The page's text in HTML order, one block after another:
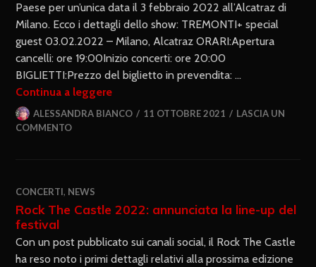
Paese per un’unica data il 3 febbraio 2022 all’Alcatraz di
Milano. Ecco i dettagli dello show: TREMONTI+ special
guest 03.02.2022 – Milano, Alcatraz ORARI:Apertura
cancelli: ore 19:00Inizio concerti: ore 20:00
BIGLIETTI:Prezzo del biglietto in prevendita: …
Continua a leggere
ALESSANDRA BIANCO 11 OTTOBRE 2021
LASCIA UN
COMMENTO
CONCERTI, NEWS
Rock The Castle 2022: annunciata la line-up del
festival
Con un post pubblicato sui canali social, il Rock The Castle
ha reso noto i primi dettagli relativi alla prossima edizione